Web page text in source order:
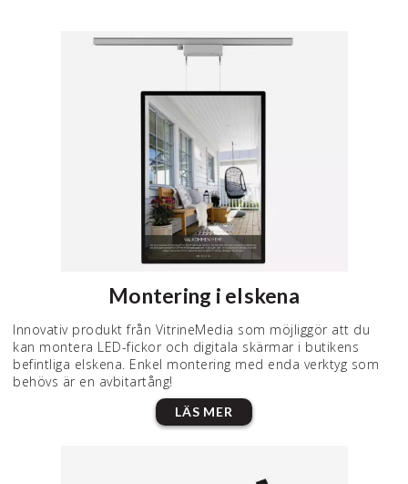
Montering i elskena
Innovativ produkt från VitrineMedia som möjliggör att du
kan montera LED-fickor och digitala skärmar i butikens
befintliga elskena. Enkel montering med enda verktyg som
behövs är en avbitartång!
LÄS MER